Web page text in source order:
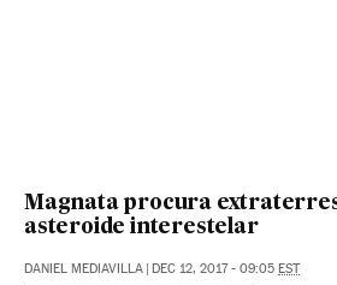
Magnata procura
asteroide interestelar
DANIEL MEDIAVILLA | DEC 12, 2017 - 09:05 EST